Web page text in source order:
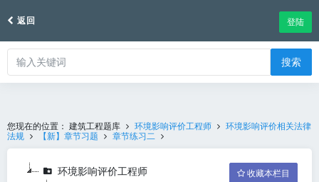
返回 登陆
搜索
您现在的位置： 建筑工程题库 环境影响评价工程师
环境影响评价相关法律
法规
【新】章节习题 章节练习二
收藏本栏目
环境影响评价工程师